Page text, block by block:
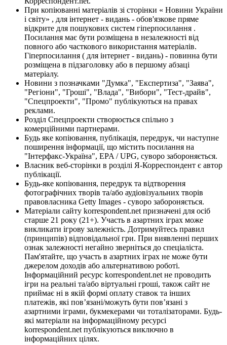
При копіюванні матеріалів зі сторінки « Новини України
і світу» , для інтернет - видань - обов'язкове пряме
відкрите для пошукових систем гіперпосилання .
Посилання має бути розміщена в незалежності від
повного або часткового використання матеріалів.
Гіперпосилання ( для інтернет - видань) - повинна бути
розміщена в підзаголовку або в першому абзаці
матеріалу.
Новини з позначками "Думка", "Експертиза", "Заява",
"Регіони", "Гроші", "Влада", "Вибори", "Тест-драйв",
"Спецпроекти", "Промо" публікуються на правах
реклами.
Розділ Спецпроекти створюється спільно з
комерційними партнерами.
Будь яке копіювання, публікація, передрук, чи наступне
поширення інформації, що містить посилання на
"Інтерфакс-Україна", EPA / UPG, суворо забороняється.
Власник веб-сторінки в розділі Я-Корреспондент є автор
публікації.
Будь-яке копіювання, передрук та відтворення
фотографічних творів та/або аудіовізуальних творів
правовласника Getty Images - суворо забороняється.
Матеріали сайту korrespondent.net призначені для осіб
старше 21 року (21+). Участь в азартних іграх може
викликати ігрову залежність. Дотримуйтесь правил
(принципів) відповідальної гри. При виявленні перших
ознак залежності негайно зверніться до спеціаліста.
Пам'ятайте, що участь в азартних іграх не може бути
джерелом доходів або альтернативою роботі.
Інформаційний ресурс korrespondent.net не проводить
ігри на реальні та/або віртуальні гроші, також сайт не
приймає ні в якій формі оплату ставок та інших
платежів, які пов’язані/можуть бути пов’язані з
азартними іграми, букмекерами чи тоталізаторами. Будь-
які матеріали на інформаційному ресурсі
korrespondent.net публікуються виключно в
інформаційних цілях.